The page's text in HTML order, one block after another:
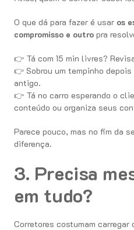
O que dá para fazer é usar os
compromisso e outro pra
👉 Tá com 15 min livres?
👉 Sobrou um tempinho
antigo.
👉 Tá no carro esperando o
conteúdo ou organiza seus
Parece pouco, mas no fim da
diferença.
3. Precisa
em tudo?
Corretores costumam carregar